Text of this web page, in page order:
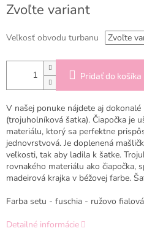
cena:
Zvoľte variant
Veľkosť obvodu turbanu
Pridať do košíka
V našej ponuke nájdete aj
(trojuholníková šatka). Čiapočka je
materiálu, ktorý sa perfektne
jednovrstvová. Je doplenená
veľkosti, tak aby ladila k šatke.
rovnakého materiálu ako čiapočka,
madeirová krajka v béžovej farbe.
Farba setu - fuschia - ružovo fialová
Detailné informácie